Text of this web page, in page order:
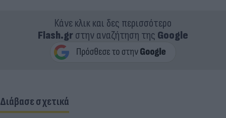
Κάνε κλικ και δες περισσότερο
Flash.grστην αναζήτηση της Google
Διάβασε σχετικά